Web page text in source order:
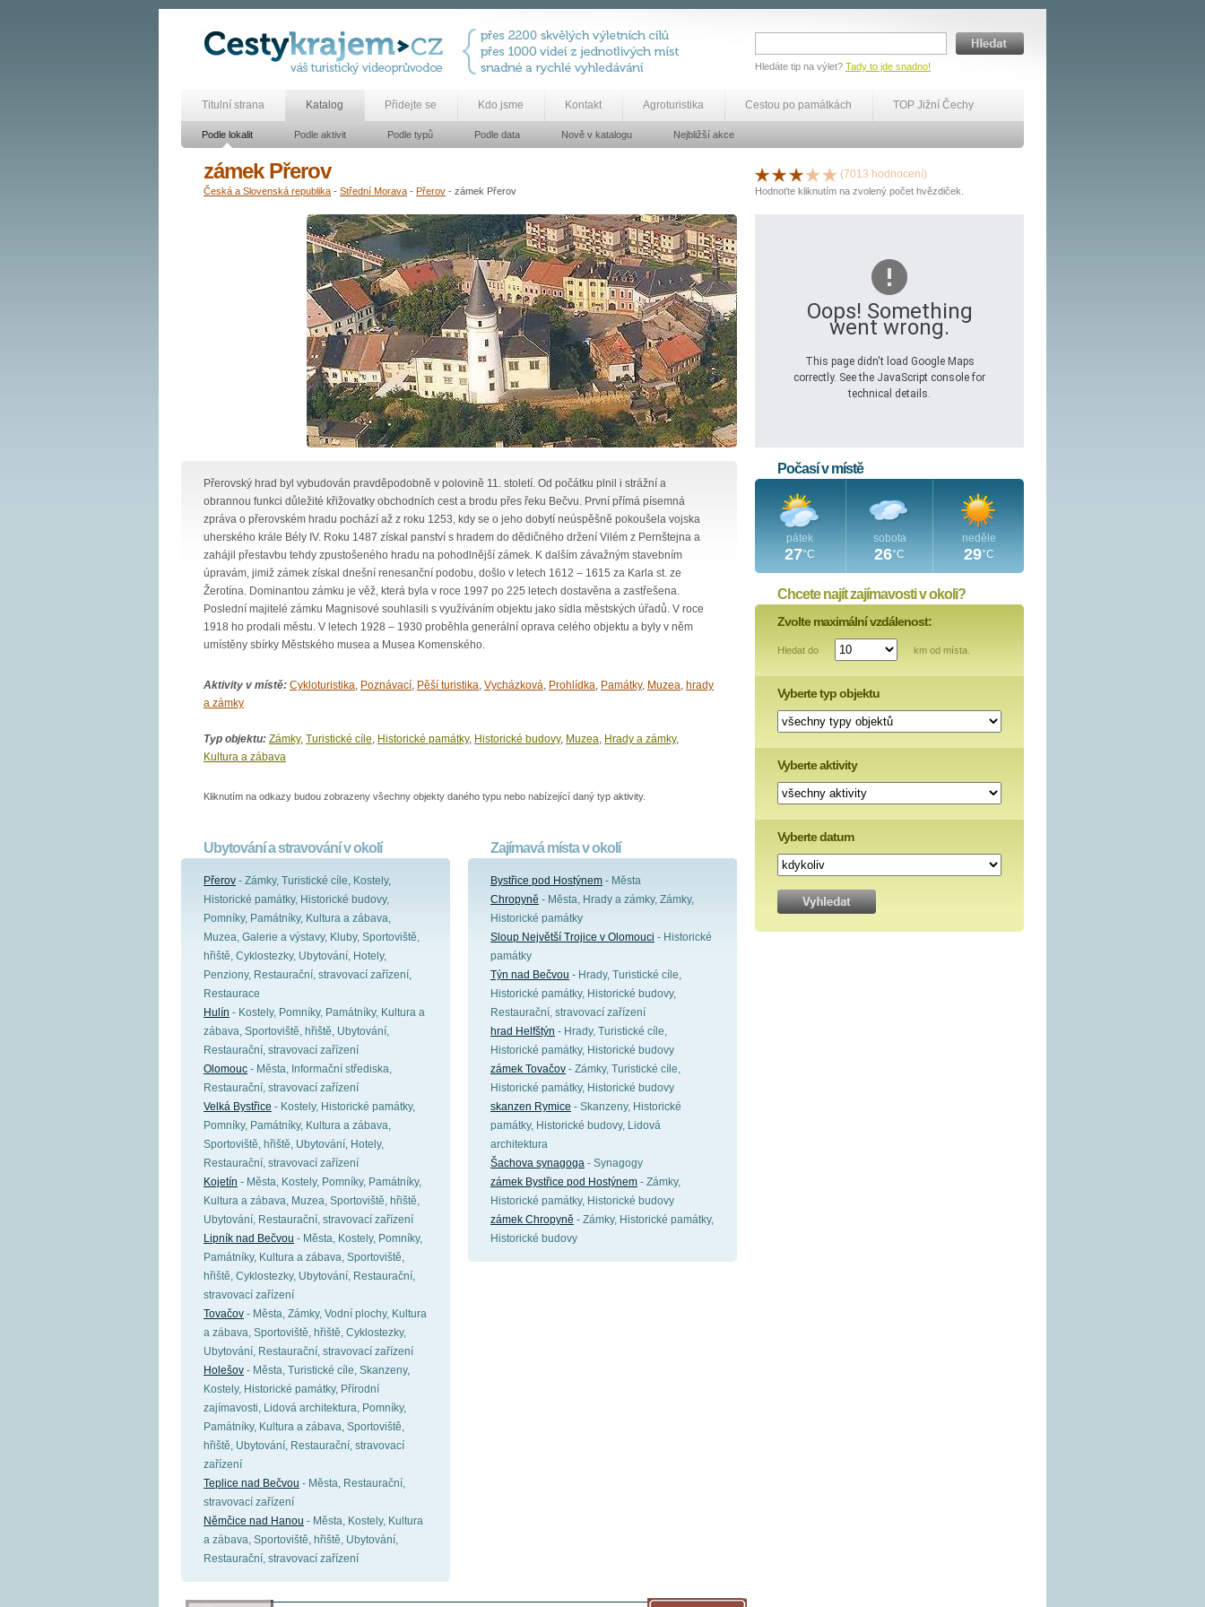
Hledáte tip na výlet? Tady to jde snadno!
Titulní strana Katalog Přidejte se Kdo jsme Kontakt Agroturistika Cestou po památkách TOP Jižní Čechy
Podle lokalit Podle aktivit Podle typů Podle data Nově v katalogu Nejbližší akce
zámek Přerov
Česká a Slovenská republika - Střední Morava - Přerov - zámek Přerov
Přerovský hrad byl vybudován pravděpodobně v polovině 11. století. Od počátku plnil i strážní a
obrannou funkci důležité křižovatky obchodních cest a brodu přes řeku Bečvu. První přímá písemná
zpráva o přerovském hradu pochází až z roku 1253, kdy se o jeho dobytí neúspěšně pokoušela vojska
uherského krále Bély IV. Roku 1487 získal panství s hradem do dědičného držení Vilém z Pernštejna a
zahájil přestavbu tehdy zpustošeného hradu na pohodlnější zámek. K dalším závažným stavebním
úpravám, jimiž zámek získal dnešní renesanční podobu, došlo v letech 1612 – 1615 za Karla st. ze
Žerotína. Dominantou zámku je věž, která byla v roce 1997 po 225 letech dostavěna a zastřešena.
Poslední majitelé zámku Magnisové souhlasili s využíváním objektu jako sídla městských úřadů. V roce
1918 ho prodali městu. V letech 1928 – 1930 proběhla generální oprava celého objektu a byly v něm
umístěny sbírky Městského musea a Musea Komenského.
Aktivity v místě: Cykloturistika, Poznávací, Pěší turistika, Vycházková, Prohlídka, Památky, Muzea, hrady
a zámky
Typ objektu: Zámky, Turistické cíle, Historické památky, Historické budovy, Muzea, Hrady a zámky,
Kultura a zábava
Kliknutím na odkazy budou zobrazeny všechny objekty daného typu nebo nabízející daný typ aktivity.
Ubytování a stravování v okolí
Přerov - Zámky, Turistické cíle, Kostely,
Historické památky, Historické budovy,
Pomníky, Památníky, Kultura a zábava,
Muzea, Galerie a výstavy, Kluby, Sportoviště,
hřiště, Cyklostezky, Ubytování, Hotely,
Penziony, Restaurační, stravovací zařízení,
Restaurace
Hulín - Kostely, Pomníky, Památníky, Kultura a
zábava, Sportoviště, hřiště, Ubytování,
Restaurační, stravovací zařízení
Olomouc - Města, Informační střediska,
Restaurační, stravovací zařízení
Velká Bystřice - Kostely, Historické památky,
Pomníky, Památníky, Kultura a zábava,
Sportoviště, hřiště, Ubytování, Hotely,
Restaurační, stravovací zařízení
Kojetín - Města, Kostely, Pomníky, Památníky,
Kultura a zábava, Muzea, Sportoviště, hřiště,
Ubytování, Restaurační, stravovací zařízení
Lipník nad Bečvou - Města, Kostely, Pomníky,
Památníky, Kultura a zábava, Sportoviště,
hřiště, Cyklostezky, Ubytování, Restaurační,
stravovací zařízení
Tovačov - Města, Zámky, Vodní plochy, Kultura
a zábava, Sportoviště, hřiště, Cyklostezky,
Ubytování, Restaurační, stravovací zařízení
Holešov - Města, Turistické cíle, Skanzeny,
Kostely, Historické památky, Přírodní
zajímavosti, Lidová architektura, Pomníky,
Památníky, Kultura a zábava, Sportoviště,
hřiště, Ubytování, Restaurační, stravovací
zařízení
Teplice nad Bečvou - Města, Restaurační,
stravovací zařízení
Němčice nad Hanou - Města, Kostely, Kultura
a zábava, Sportoviště, hřiště, Ubytování,
Restaurační, stravovací zařízení
Zajímavá místa v okolí
Bystřice pod Hostýnem - Města
Chropyně - Města, Hrady a zámky, Zámky,
Historické památky
Sloup Největší Trojice v Olomouci - Historické
památky
Týn nad Bečvou - Hrady, Turistické cíle,
Historické památky, Historické budovy,
Restaurační, stravovací zařízení
hrad Helfštýn - Hrady, Turistické cíle,
Historické památky, Historické budovy
zámek Tovačov - Zámky, Turistické cíle,
Historické památky, Historické budovy
skanzen Rymice - Skanzeny, Historické
památky, Historické budovy, Lidová
architektura
Šachova synagoga - Synagogy
zámek Bystřice pod Hostýnem - Zámky,
Historické památky, Historické budovy
zámek Chropyně - Zámky, Historické památky,
Historické budovy
(7013 hodnocení)
Hodnoťte kliknutím na zvolený počet hvězdiček.
Oops! Something
went wrong.
This page didn't load Google Maps
correctly. See the JavaScript console for
technical details.
Počasí v místě
pátek
27°C
sobota
26°C
neděle
29°C
Chcete najít zajímavosti v okoli?
Zvolte maximální vzdálenost:
Hledat do km od místa.
Vyberte typ objektu
Vyberte aktivity
Vyberte datum